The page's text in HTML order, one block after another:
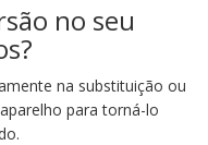
no seu
na substituição ou
para torná-lo